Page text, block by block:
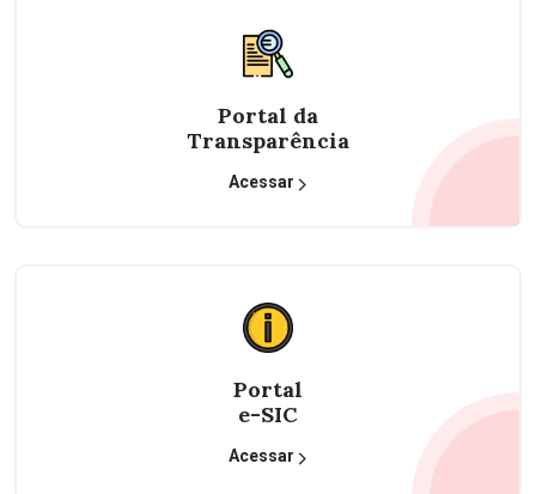
Portal da
Transparência
Acessar
Portal
e-SIC
Acessar